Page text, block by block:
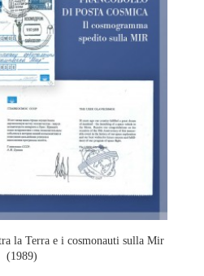
la Terra e i cosmonauti sulla Mir
(1989)